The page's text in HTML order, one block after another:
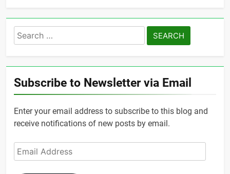
Search
for:
Subscribe to Newsletter via Email
Enter your email address to subscribe to this blog and
receive notifications of new posts by email.
Email
Address